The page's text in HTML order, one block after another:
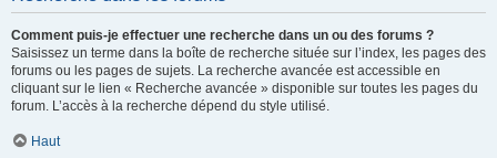
Comment puis-je effectuer une recherche dans un ou des forums ?
Saisissez un terme dans la boîte de recherche située sur l’index, les pages des
forums ou les pages de sujets. La recherche avancée est accessible en
cliquant sur le lien « Recherche avancée » disponible sur toutes les pages du
forum. L’accès à la recherche dépend du style utilisé.
Haut